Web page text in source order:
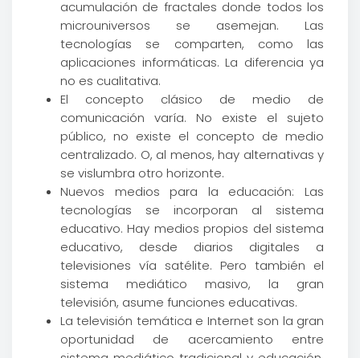
acumulación de fractales donde todos los
microuniversos se asemejan. Las
tecnologías se comparten, como las
aplicaciones informáticas. La diferencia ya
no es cualitativa.
El concepto clásico de medio de
comunicación varía. No existe el sujeto
público, no existe el concepto de medio
centralizado. O, al menos, hay alternativas y
se vislumbra otro horizonte.
Nuevos medios para la educación: Las
tecnologías se incorporan al sistema
educativo. Hay medios propios del sistema
educativo, desde diarios digitales a
televisiones vía satélite. Pero también el
sistema mediático masivo, la gran
televisión, asume funciones educativas.
La televisión temática e Internet son la gran
oportunidad de acercamiento entre